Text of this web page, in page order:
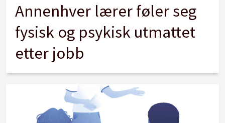
Annenhver lærer føler seg
fysisk og psykisk utmattet
etter jobb